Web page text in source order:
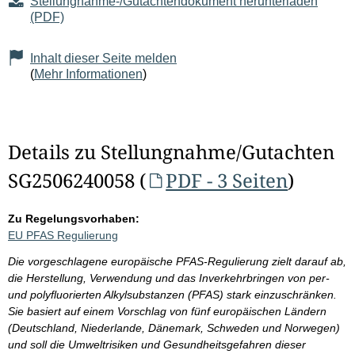
(PDF)
Inhalt dieser Seite melden
(Mehr Informationen)
Details zu Stellungnahme/Gutachten
SG2506240058 (
PDF - 3 Seiten)
Zu Regelungsvorhaben:
EU PFAS Regulierung
Die vorgeschlagene europäische PFAS-Regulierung zielt darauf ab,
die Herstellung, Verwendung und das Inverkehrbringen von per-
und polyfluorierten Alkylsubstanzen (PFAS) stark einzuschränken.
Sie basiert auf einem Vorschlag von fünf europäischen Ländern
(Deutschland, Niederlande, Dänemark, Schweden und Norwegen)
und soll die Umweltrisiken und Gesundheitsgefahren dieser